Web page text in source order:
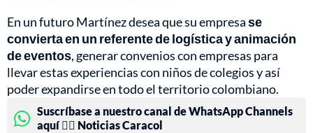
En un futuro Martínez desea que su empresase
convierta en un referente de logística y animación
de eventos, generar convenios con empresas para
llevar estas experiencias con niños de colegios y así
poder expandirse en todo el territorio colombiano.
Suscríbase a nuestro canal de WhatsApp Channels
aquí 👉🏻 Noticias Caracol